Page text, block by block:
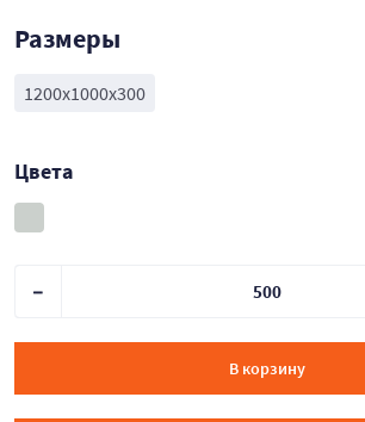
Размеры
1200х1000х300
Цвета
В корзину